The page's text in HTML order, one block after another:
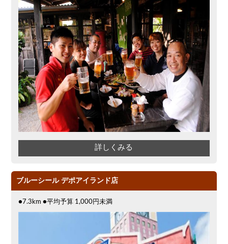
詳しくみる
ブルーシール デポアイランド店
●7.3km ●平均予算 1,000円未満